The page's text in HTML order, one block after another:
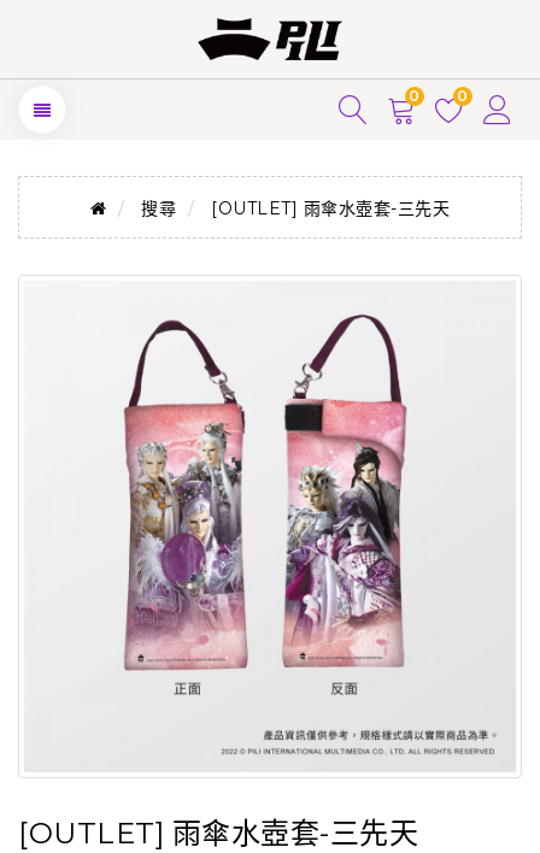
0 0
搜尋 [OUTLET] 雨傘水壺套-三先天
[OUTLET] 雨傘水壺套-三先天